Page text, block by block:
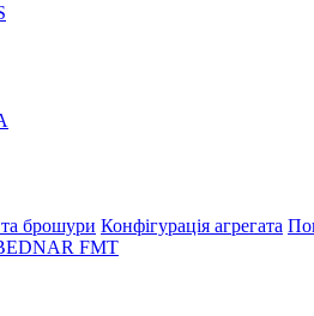
брошури Конфігурація агрегата
FMT